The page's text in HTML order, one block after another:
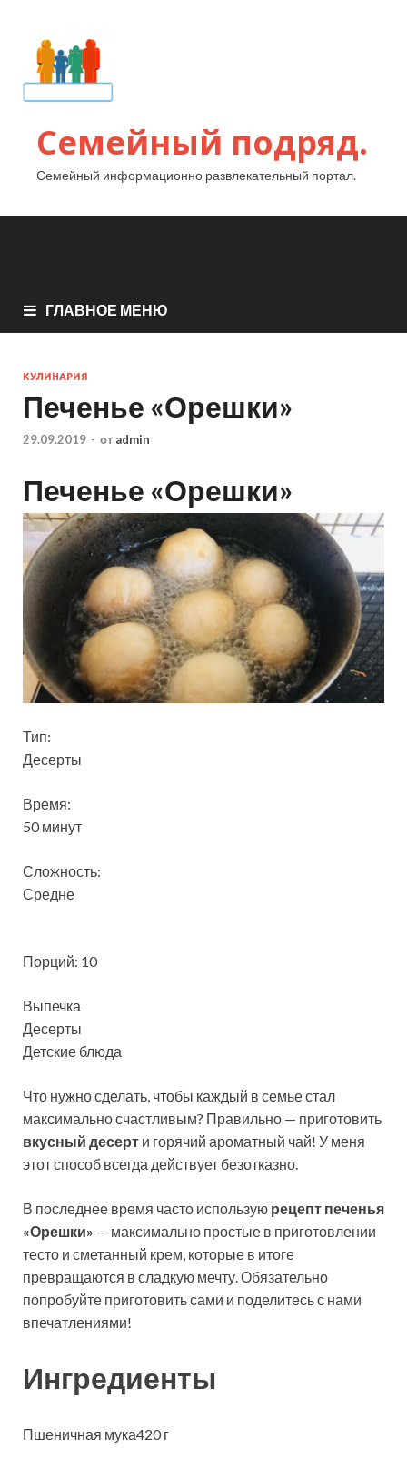
Семейный подряд.
Семейный информационно развлекательный портал.
ГЛАВНОЕ МЕНЮ
КУЛИНАРИЯ
Печенье «Орешки»
29.09.2019 - от admin
Печенье «Орешки»
Тип:
Десерты
Время:
50 минут
Сложность:
Средне
Порций: 10
Выпечка
Десерты
Детские блюда
Что нужно сделать, чтобы каждый в семье стал
максимально счастливым? Правильно — приготовить
вкусный десерт и горячий ароматный чай! У меня
этот способ всегда действует безотказно.
В последнее время часто использую рецепт печенья
«Орешки» — максимально простые в приготовлении
тесто и сметанный крем, которые в итоге
превращаются в сладкую мечту. Обязательно
попробуйте приготовить сами и поделитесь с нами
впечатлениями!
Ингредиенты
Пшеничная мука420 г